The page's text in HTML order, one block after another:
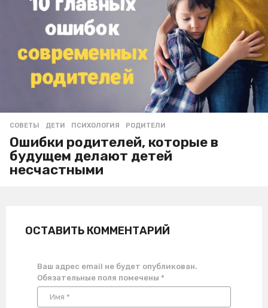
СОВЕТЫ ДЕТИ ,ПСИХОЛОГИЯ ,РОДИТЕЛИ
Ошибки родителей, которые в
будущем делают детей
несчастными
ОСТАВИТЬ КОММЕНТАРИЙ
Ваш адрес email не будет опубликован.
Обязательные поля помечены *